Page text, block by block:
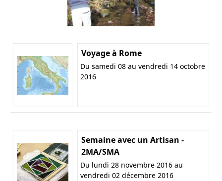
Voyage à Rome
Du samedi 08 au vendredi 14 octobre
2016
Semaine avec un Artisan -
2MA/SMA
Du lundi 28 novembre 2016 au
vendredi 02 décembre 2016